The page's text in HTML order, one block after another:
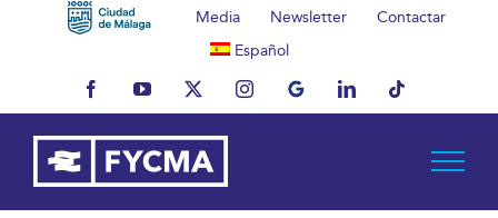
Media Newsletter
Contactar
Español
FacebookYouTubeX InstagramMyBusinessLinkedInTiktok